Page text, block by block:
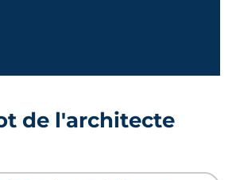
de l'architecte